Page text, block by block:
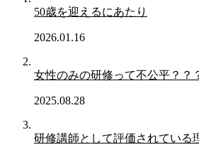
50歳を迎えるにあたり
2026.01.16
女性のみの研修って不公平？？
2025.08.28
研修講師として評価されている